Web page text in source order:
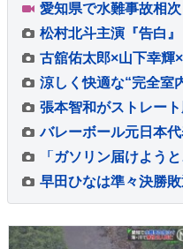
愛知県で水難事故相